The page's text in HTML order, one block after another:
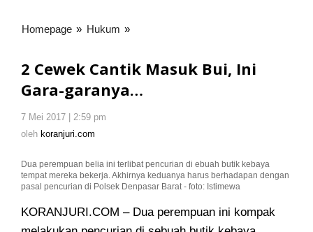
Homepage » Hukum »
Masuk
2 Cewek Cantik Masuk Bui, Ini
Gara-garanya…
7 Mei 2017 | 2:59 pm
oleh koranjuri.com
Dua perempuan belia ini terlibat pencurian di ebuah butik kebaya
tempat mereka bekerja. Akhirnya keduanya harus berhadapan dengan
pasal pencurian di Polsek Denpasar Barat - foto: Istimewa
KORANJURI.COM – Dua perempuan ini kompak